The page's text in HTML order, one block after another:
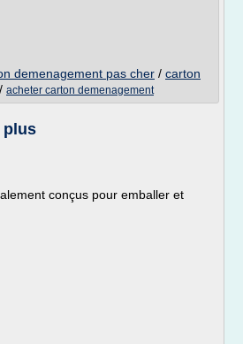
demenagement pas cher / carton
acheter carton demenagement
plus
conçus pour emballer et